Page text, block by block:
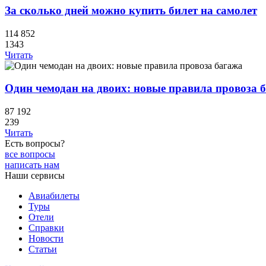
За сколько дней можно купить билет на самолет
114 852
1343
Читать
Один чемодан на двоих: новые правила провоза
87 192
239
Читать
Есть вопросы?
все вопросы
написать нам
Наши сервисы
Авиабилеты
Туры
Отели
Справки
Новости
Статьи